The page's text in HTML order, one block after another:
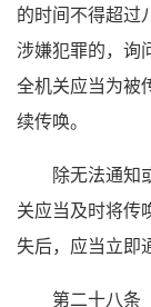
的时间不得超过
涉嫌犯罪的，询
全机关应当为被
续传唤。
除无法通知
关应当及时将传
失后，应当立即
第二十八条